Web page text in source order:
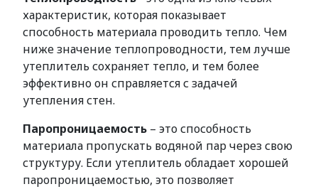
характеристик, которая показывает
способность материала проводить тепло. Чем
ниже значение теплопроводности, тем лучше
утеплитель сохраняет тепло, и тем более
эффективно он справляется с задачей
утепления стен.
Паропроницаемость – это способность
материала пропускать водяной пар через свою
структуру. Если утеплитель обладает хорошей
паропроницаемостью, это позволяет